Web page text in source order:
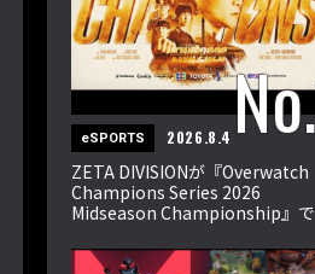
eSPORTS 2026.8.4
ZETA DIVISIONが『Overwatch
Champions Series 2026
Midseason Championship』で